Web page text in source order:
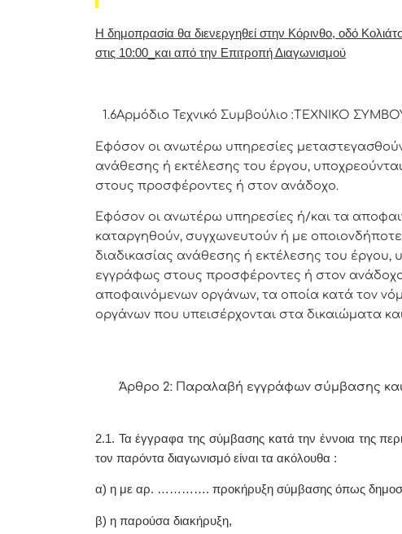
Η δημοπρασία θα διενεργηθεί στην Κόρινθο, οδό
στις 10:00_και από την Επιτροπή Διαγωνισμού
1.6Αρμόδιο Τεχνικό Συμβούλιο :ΤΕΧΝΙΚΟ
Εφόσον οι ανωτέρω υπηρεσίες
ανάθεσης ή εκτέλεσης του έργου,
στους προσφέροντες ή στον ανάδοχο.
Εφόσον οι ανωτέρω υπηρεσίες ή/και τα
καταργηθούν, συγχωνευτούν ή με
διαδικασίας ανάθεσης ή εκτέλεσης του
εγγράφως στους προσφέροντες ή στον
αποφαινόμενων οργάνων, τα οποία κατά τον
οργάνων που υπεισέρχονται στα δικαιώματα
Άρθρο 2: Παραλαβή εγγράφων σύμβασης
2.1. Τα έγγραφα της σύμβασης κατά την έννοια της
τον παρόντα διαγωνισμό είναι τα ακόλουθα :
α) η με αρ. …………. προκήρυξη σύμβασης όπως
β) η παρούσα διακήρυξη,